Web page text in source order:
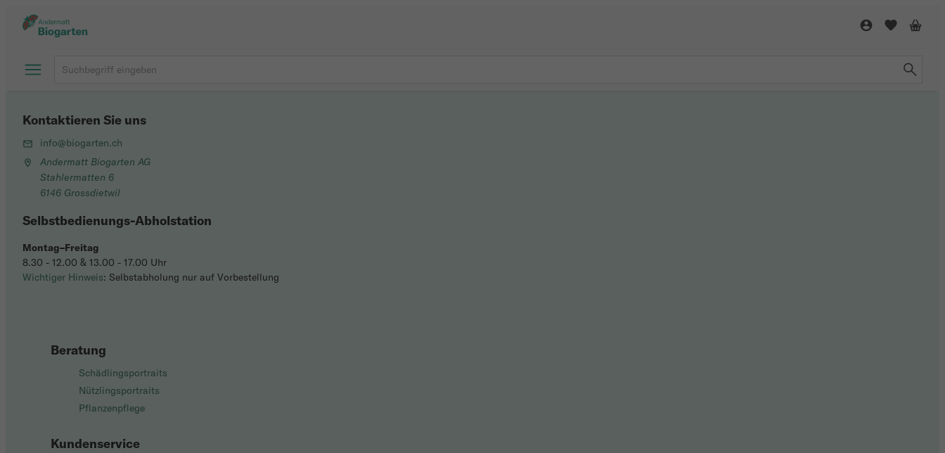
Beratung
Schädlingsportraits
Nützlingsportraits
Pflanzenpflege
Kundenservice
Kontaktieren Sie uns
info@biogarten.ch
Andermatt Biogarten AG
Stahlermatten 6
6146 Grossdietwil
Selbstbedienungs-Abholstation
Montag–Freitag
8.30 - 12.00 & 13.00 - 17.00 Uhr
Wichtiger Hinweis: Selbstabholung nur auf Vorbestellung